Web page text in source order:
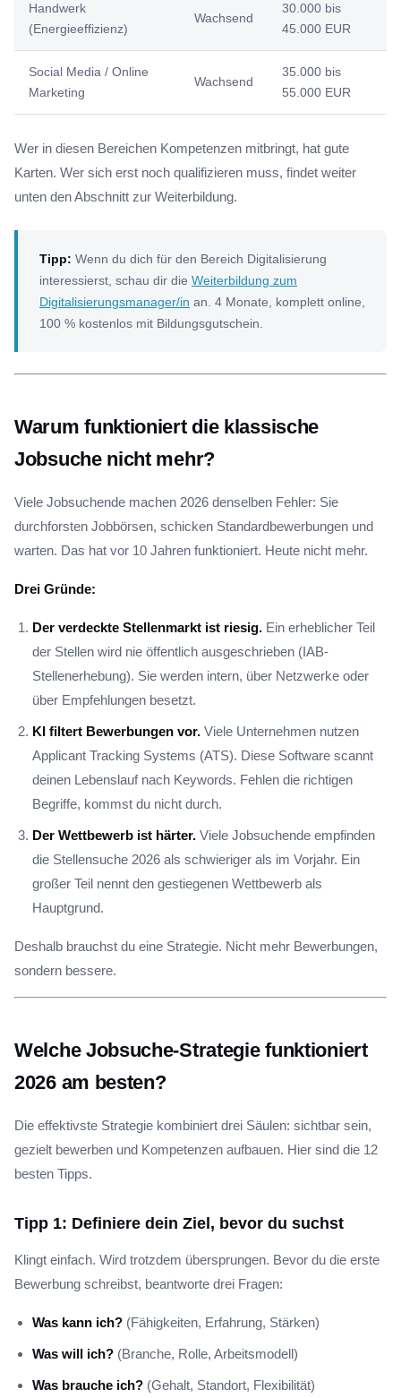
Handwerk
(Energieeffizienz)
Wachsend
30.000 bis
45.000 EUR
Social Media / Online
Marketing
Wachsend
35.000 bis
55.000 EUR
Wer in diesen Bereichen Kompetenzen mitbringt, hat gute
Karten. Wer sich erst noch qualifizieren muss, findet weiter
unten den Abschnitt zur Weiterbildung.
Tipp: Wenn du dich für den Bereich Digitalisierung
interessierst, schau dir die Weiterbildung zum
Digitalisierungsmanager/in an. 4 Monate, komplett online,
100 % kostenlos mit Bildungsgutschein.
Warum funktioniert die klassische
Jobsuche nicht mehr?
Viele Jobsuchende machen 2026 denselben Fehler: Sie
durchforsten Jobbörsen, schicken Standardbewerbungen und
warten. Das hat vor 10 Jahren funktioniert. Heute nicht mehr.
Drei Gründe:
Der verdeckte Stellenmarkt ist riesig. Ein erheblicher Teil
der Stellen wird nie öffentlich ausgeschrieben (IAB-
Stellenerhebung). Sie werden intern, über Netzwerke oder
über Empfehlungen besetzt.
KI filtert Bewerbungen vor. Viele Unternehmen nutzen
Applicant Tracking Systems (ATS). Diese Software scannt
deinen Lebenslauf nach Keywords. Fehlen die richtigen
Begriffe, kommst du nicht durch.
Der Wettbewerb ist härter. Viele Jobsuchende empfinden
die Stellensuche 2026 als schwieriger als im Vorjahr. Ein
großer Teil nennt den gestiegenen Wettbewerb als
Hauptgrund.
Deshalb brauchst du eine Strategie. Nicht mehr Bewerbungen,
sondern bessere.
Welche Jobsuche-Strategie funktioniert
2026 am besten?
Die effektivste Strategie kombiniert drei Säulen: sichtbar sein,
gezielt bewerben und Kompetenzen aufbauen. Hier sind die 12
besten Tipps.
Tipp 1: Definiere dein Ziel, bevor du suchst
Klingt einfach. Wird trotzdem übersprungen. Bevor du die erste
Bewerbung schreibst, beantworte drei Fragen:
Was kann ich? (Fähigkeiten, Erfahrung, Stärken)
Was will ich? (Branche, Rolle, Arbeitsmodell)
Was brauche ich? (Gehalt, Standort, Flexibilität)